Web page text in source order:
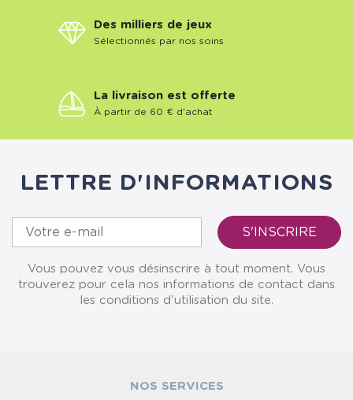
Des milliers de jeux
Sélectionnés par nos soins
La livraison est offerte
À partir de 60 € d'achat
LETTRE D'INFORMATIONS
Vous pouvez vous désinscrire à tout moment. Vous
trouverez pour cela nos informations de contact dans
les conditions d'utilisation du site.
NOS SERVICES